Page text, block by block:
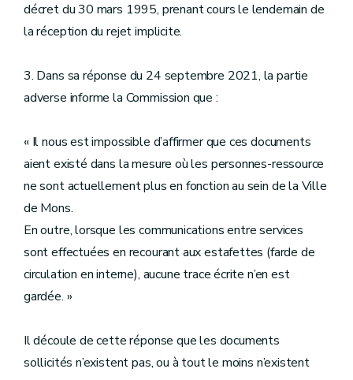
décret du 30 mars 1995, prenant cours le lendemain de
la réception du rejet implicite.
3. Dans sa réponse du 24 septembre 2021, la partie
adverse informe la Commission que :
« Il nous est impossible d’affirmer que ces documents
aient existé dans la mesure où les personnes-ressource
ne sont actuellement plus en fonction au sein de la Ville
de Mons.
En outre, lorsque les communications entre services
sont effectuées en recourant aux estafettes (farde de
circulation en interne), aucune trace écrite n’en est
gardée. »
Il découle de cette réponse que les documents
sollicités n’existent pas, ou à tout le moins n’existent